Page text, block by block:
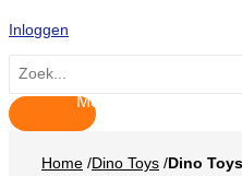
naar
de
inhoud
Inloggen
naar:
Home /Dino Toys / Dino